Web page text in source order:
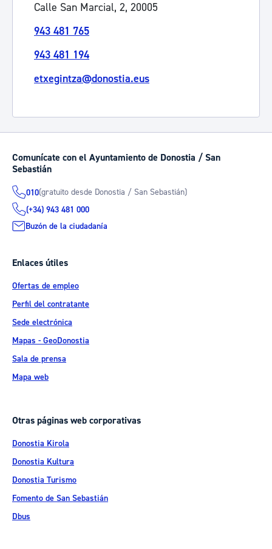
Calle San Marcial, 2, 20005
943 481 765
943 481 194
etxegintza@donostia.eus
Comunícate con el Ayuntamiento de Donostia / San
Sebastián
010(gratuito desde Donostia / San Sebastián)
(+34) 943 481 000
Buzón de la ciudadanía
Enlaces útiles
Ofertas de empleo
Perfil del contratante
Sede electrónica
Mapas - GeoDonostia
Sala de prensa
Mapa web
Otras páginas web corporativas
Donostia Kirola
Donostia Kultura
Donostia Turismo
Fomento de San Sebastián
Dbus